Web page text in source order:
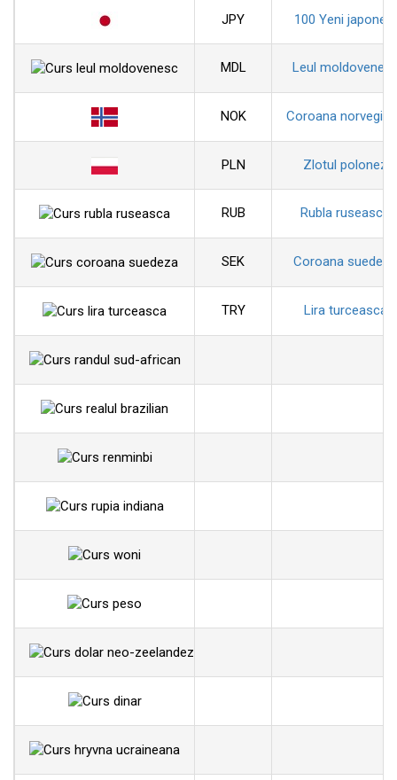
JPY 100 Yeni japonezi
MDL Leul
NOK Coroana
PLN Zlotul polonez
RUB Rubla ruseasca
SEK Coroana suedeza
TRY Lira turceasca